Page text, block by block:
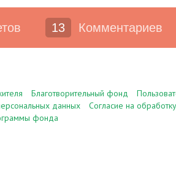
13 Комментариев
Благотворительный фонд
данных Согласие на
фонда